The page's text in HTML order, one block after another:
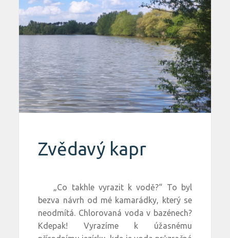
Zvědavý kapr
„Co takhle vyrazit k vodě?“ To byl
bezva návrh od mé kamarádky, který se
neodmítá. Chlorovaná voda v bazénech?
Kdepak! Vyrazíme k úžasnému